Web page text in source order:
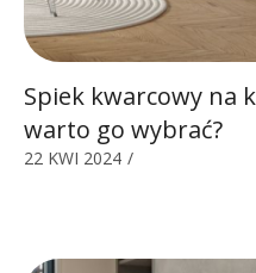
Spiek kwarcowy na
warto go wybrać?
22 KWI 2024 /